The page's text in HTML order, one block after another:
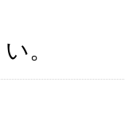
。